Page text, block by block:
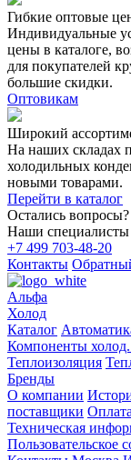
Гибкие оптовые
Индивидуальные
цены в каталоге,
для покупателей
большие скидки.
Оптовикам
Широкий
На наших складах
холодильных
новыми товарами.
Перейти в каталог
Остались вопросы?
Наши специалисты
+7 499 703-48-20
Контакты
Альфа
Холод
Каталог
Компоненты
Теплоизоляция
Бренды
О компании
поставщики
Техническая
Пользовательское